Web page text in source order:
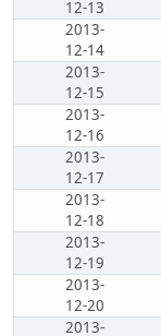
12-13
2013-
12-14
2013-
12-15
2013-
12-16
2013-
12-17
2013-
12-18
2013-
12-19
2013-
12-20
2013-